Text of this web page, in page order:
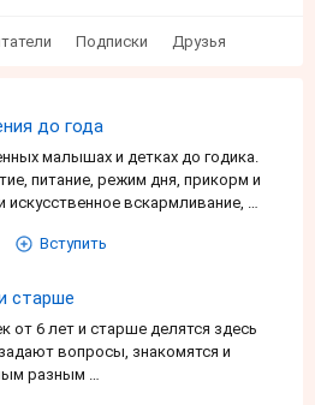
Подписки Друзья
до года
малышах и детках до годика.
питание, режим дня, прикорм и
искусственное вскармливание, …
Вступить
старше
от 6 лет и старше делятся здесь
вопросы, знакомятся и
разным …